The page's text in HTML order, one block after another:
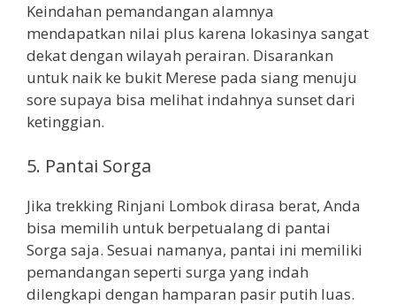
Keindahan pemandangan alamnya
mendapatkan nilai plus karena lokasinya sangat
dekat dengan wilayah perairan. Disarankan
untuk naik ke bukit Merese pada siang menuju
sore supaya bisa melihat indahnya sunset dari
ketinggian.
5. Pantai Sorga
Jika trekking Rinjani Lombok dirasa berat, Anda
bisa memilih untuk berpetualang di pantai
Sorga saja. Sesuai namanya, pantai ini memiliki
pemandangan seperti surga yang indah
dilengkapi dengan hamparan pasir putih luas.